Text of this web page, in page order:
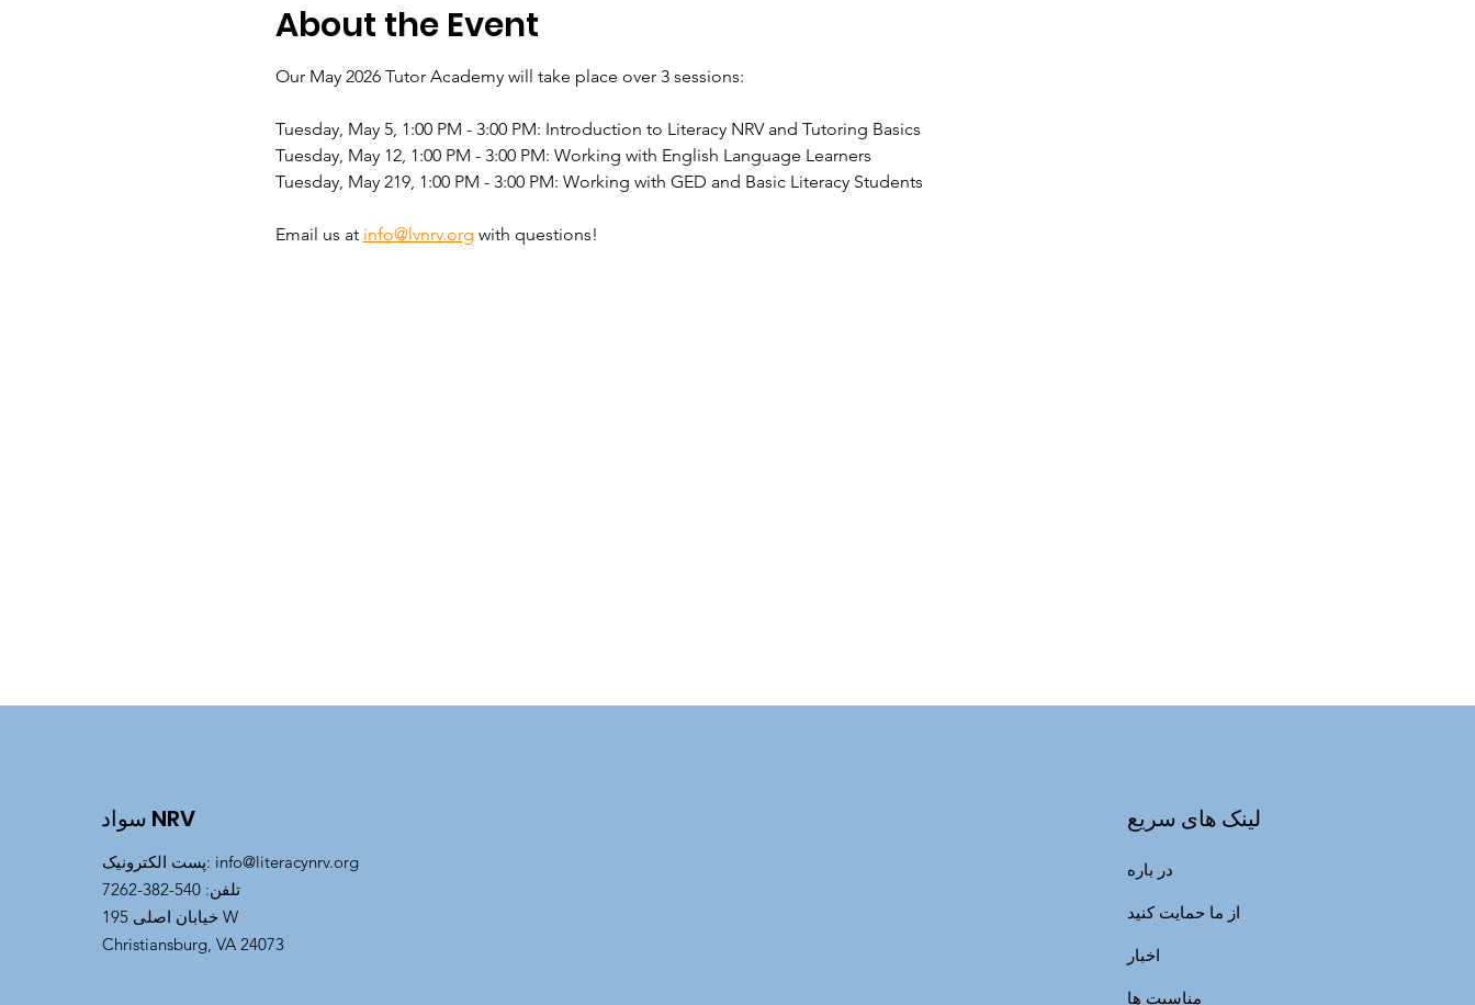
About the Event
Our May 2026 Tutor Academy will take place over 3 sessions:
Tuesday, May 5, 1:00 PM - 3:00 PM: Introduction to Literacy NRV and Tutoring Basics
Tuesday, May 12, 1:00 PM - 3:00 PM: Working with English Language Learners
Tuesday, May 219, 1:00 PM - 3:00 PM: Working with GED and Basic Literacy Students
Email us at info@lvnrv.org with questions!
سواد NRV
پست الکترونیک: info@literacynrv.org
تلفن: 540-382-7262
خیابان اصلی 195 W
Christiansburg, VA 24073
لینک های سریع
در باره
از ما حمایت کنید
اخبار
مناسبت ها